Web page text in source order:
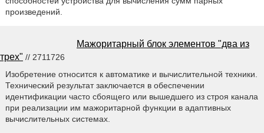
произведений.
Мажоритарный блок элементов "два из
трех" // 2711726
Изобретение относится к автоматике и вычислительной техники.
Технический результат заключается в обеспечении
идентификации часто сбоящего или вышедшего из строя канала
при реализации им мажоритарной функции в адаптивных
вычислительных системах.